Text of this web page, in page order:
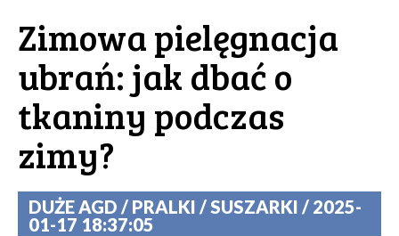
Zimowa pielęgnacja
ubrań: jak dbać o
tkaniny podczas
zimy?
DUŻE AGD / PRALKI / SUSZARKI / 2025-
01-17 18:37:05